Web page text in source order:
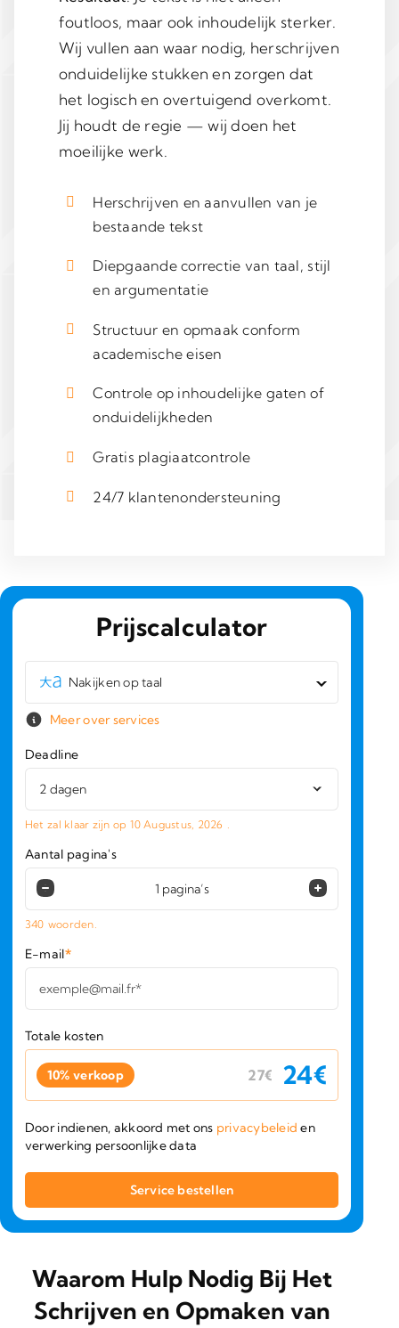
foutloos, maar ook inhoudelijk sterker.
Wij vullen aan waar nodig, herschrijven
onduidelijke stukken en zorgen dat
het logisch en overtuigend overkomt.
Jij houdt de regie — wij doen het
moeilijke werk.
Herschrijven en aanvullen van je
bestaande tekst
Diepgaande correctie van taal, stijl
en argumentatie
Structuur en opmaak conform
academische eisen
Controle op inhoudelijke gaten of
onduidelijkheden
Gratis plagiaatcontrole
24/7 klantenondersteuning
Prijscalculator
Nakijken op taal
Meer over services
Deadline
Het zal klaar zijn op 10 Augustus, 2026
Aantal pagina's
340 woorden.
E-mail*
Totale kosten
10% verkoop 27€ 24€
Door indienen, akkoord met ons privacybeleid en
verwerking persoonlijke data
Waarom Hulp Nodig Bij Het
Schrijven en Opmaken van